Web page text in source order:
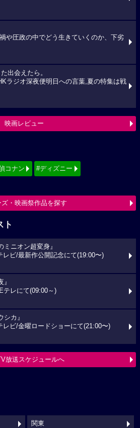
や圧政の中でどう生きていくのか、下劣
出会えたら。
ラジオ深夜便明日への言葉,夏の特集は戦
映画レビュー
コナン #ディズニー
ズ・映画祭作品を探す
ト
ミニオン超変身』
レビ/最新作公開記念にて(19:00〜)
』
テレにて(09:00～)
シカ』
レビ/金曜ロードショーにて(21:00〜)
放送スケジュールへ
関東